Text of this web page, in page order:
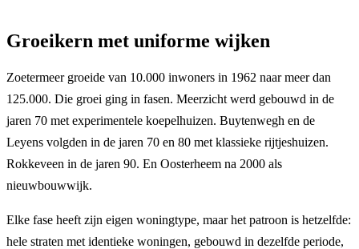
Groeikern met uniforme wijken
Zoetermeer groeide van 10.000 inwoners in 1962 naar meer dan
125.000. Die groei ging in fasen. Meerzicht werd gebouwd in de
jaren 70 met experimentele koepelhuizen. Buytenwegh en de
Leyens volgden in de jaren 70 en 80 met klassieke rijtjeshuizen.
Rokkeveen in de jaren 90. En Oosterheem na 2000 als
nieuwbouwwijk.
Elke fase heeft zijn eigen woningtype, maar het patroon is hetzelfde:
hele straten met identieke woningen, gebouwd in dezelfde periode,